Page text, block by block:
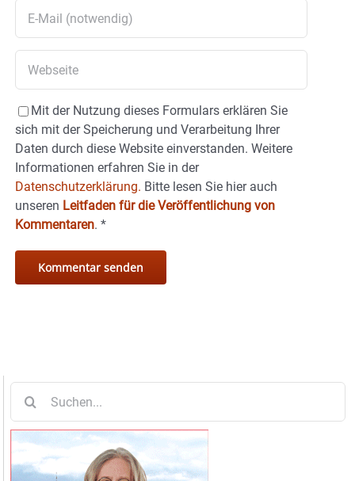
Mit der Nutzung dieses Formulars erklären Sie
sich mit der Speicherung und Verarbeitung Ihrer
Daten durch diese Website einverstanden. Weitere
Informationen erfahren Sie in der
Datenschutzerklärung. Bitte lesen Sie hier auch
unseren Leitfaden für die Veröffentlichung von
Kommentaren. *
nach: